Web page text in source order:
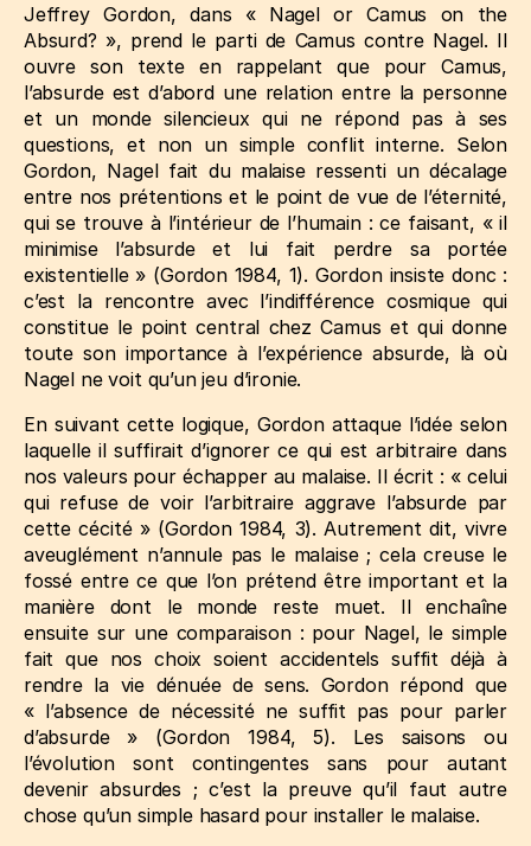
Jeffrey Gordon, dans « Nagel or Camus on the
Absurd? », prend le parti de Camus contre Nagel. Il
ouvre son texte en rappelant que pour Camus,
l’absurde est d’abord une relation entre la personne
et un monde silencieux qui ne répond pas à ses
questions, et non un simple conflit interne. Selon
Gordon, Nagel fait du malaise ressenti un décalage
entre nos prétentions et le point de vue de l’éternité,
qui se trouve à l’intérieur de l’humain : ce faisant, « il
minimise l’absurde et lui fait perdre sa portée
existentielle » (Gordon 1984, 1). Gordon insiste donc :
c’est la rencontre avec l’indifférence cosmique qui
constitue le point central chez Camus et qui donne
toute son importance à l’expérience absurde, là où
Nagel ne voit qu’un jeu d’ironie.
En suivant cette logique, Gordon attaque l’idée selon
laquelle il suffirait d’ignorer ce qui est arbitraire dans
nos valeurs pour échapper au malaise. Il écrit : « celui
qui refuse de voir l’arbitraire aggrave l’absurde par
cette cécité » (Gordon 1984, 3). Autrement dit, vivre
aveuglément n’annule pas le malaise ; cela creuse le
fossé entre ce que l’on prétend être important et la
manière dont le monde reste muet. Il enchaîne
ensuite sur une comparaison : pour Nagel, le simple
fait que nos choix soient accidentels suffit déjà à
rendre la vie dénuée de sens. Gordon répond que
« l’absence de nécessité ne suffit pas pour parler
d’absurde » (Gordon 1984, 5). Les saisons ou
l’évolution sont contingentes sans pour autant
devenir absurdes ; c’est la preuve qu’il faut autre
chose qu’un simple hasard pour installer le malaise.